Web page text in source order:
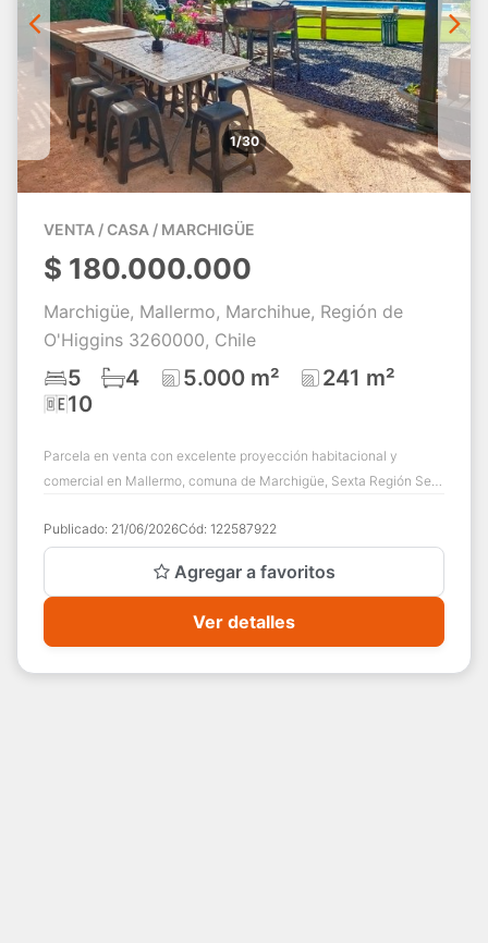
1/30
VENTA / CASA / MARCHIGÜE
$ 180.000.000
Marchigüe, Mallermo, Marchihue, Región de
O'Higgins 3260000, Chile
5 4 5.000 m²
241 m²
10
Parcela en venta con excelente proyección habitacional y
comercial en Mallermo, comuna de Marchigüe, Sexta Región Se
Publicado: 21/06/2026Cód: 122587922
Agregar a favoritos
Ver detalles